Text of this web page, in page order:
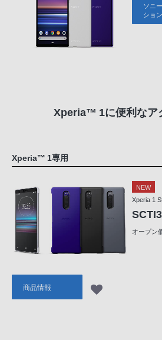
ソニ
ショ
Xperia™ 1に便利なア
Xperia™ 1専用
NEW
Xperia 1
オープン
商品情報